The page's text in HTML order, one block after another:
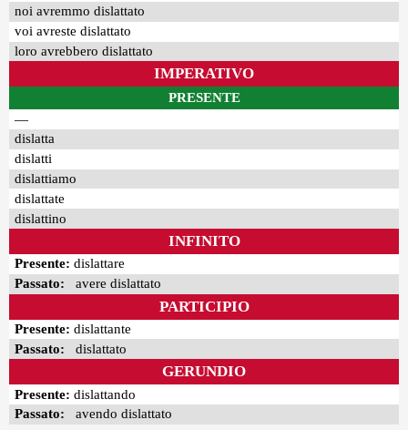
noi avremmo dislattato
voi avreste dislattato
loro avrebbero dislattato
IMPERATIVO
PRESENTE
—
dislatta
dislatti
dislattiamo
dislattate
dislattino
INFINITO
Presente: dislattare
Passato: avere dislattato
PARTICIPIO
Presente: dislattante
Passato: dislattato
GERUNDIO
Presente: dislattando
Passato: avendo dislattato